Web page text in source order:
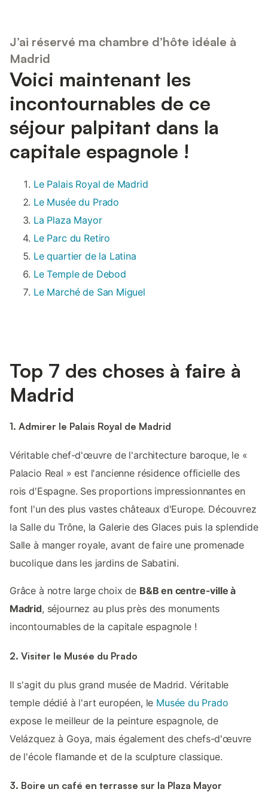
J’ai réservé ma chambre d’hôte idéale à
Madrid
Voici maintenant les
incontournables de ce
séjour palpitant dans la
capitale espagnole !
Le Palais Royal de Madrid
Le Musée du Prado
La Plaza Mayor
Le Parc du Retiro
Le quartier de la Latina
Le Temple de Debod
Le Marché de San Miguel
Top 7 des choses à faire à
Madrid
1. Admirer le Palais Royal de Madrid
Véritable chef-d'œuvre de l'architecture baroque, le «
Palacio Real » est l'ancienne résidence officielle des
rois d'Espagne. Ses proportions impressionnantes en
font l'un des plus vastes châteaux d'Europe. Découvrez
la Salle du Trône, la Galerie des Glaces puis la splendide
Salle à manger royale, avant de faire une promenade
bucolique dans les jardins de Sabatini.
Grâce à notre large choix de B&B en centre-ville à
Madrid, séjournez au plus près des monuments
incontournables de la capitale espagnole !
2. Visiter le Musée du Prado
Il s'agit du plus grand musée de Madrid. Véritable
temple dédié à l'art européen, le Musée du Prado
expose le meilleur de la peinture espagnole, de
Velázquez à Goya, mais également des chefs-d'œuvre
de l'école flamande et de la sculpture classique.
3. Boire un café en terrasse sur la Plaza Mayor